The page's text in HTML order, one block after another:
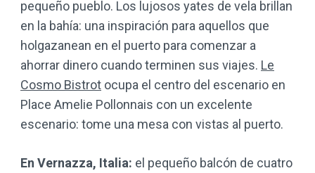
pequeño pueblo. Los lujosos yates de vela brillan
en la bahía: una inspiración para aquellos que
holgazanean en el puerto para comenzar a
ahorrar dinero cuando terminen sus viajes. Le
Cosmo Bistrot ocupa el centro del escenario en
Place Amelie Pollonnais con un excelente
escenario: tome una mesa con vistas al puerto.
En Vernazza, Italia: el pequeño balcón de cuatro